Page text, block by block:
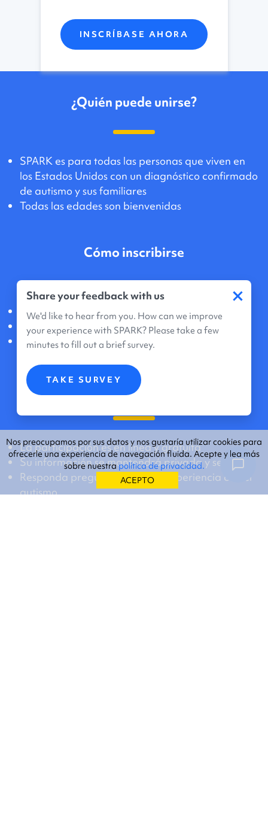
Nos preocupamos por sus datos y nos gustaría utilizar cookies para
ofrecerle una experiencia de navegación fluida. Acepte y lea más
sobre nuestrapolítica de privacidad.
ACEPTO
INSCRÍBASE AHORA
¿Quién puede unirse?
SPARK es para todas las personas que viven en
los Estados Unidos con un diagnóstico confirmado
de autismo y sus familiares
Todas las edades son bienvenidas
Cómo inscribirse
Cree una cuenta en línea
Acepte compartir datos e información genética
La inscripción no le tomará más de 20 minutos
Qué significa la participación
La participación es en línea y gratuita
Su información se mantendrá privada y segura
Responda preguntas sobre su experiencia con el
autismo
Share your feedback with us
We'd like to hear from you. How can we improve
your experience with SPARK? Please take a few
minutes to fill out a brief survey.
TAKE SURVEY
×